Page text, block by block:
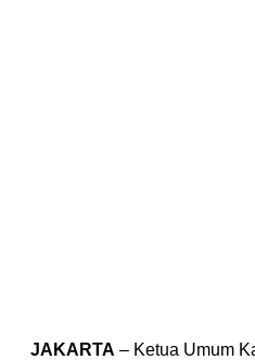
JAKARTA – Ketua Umum